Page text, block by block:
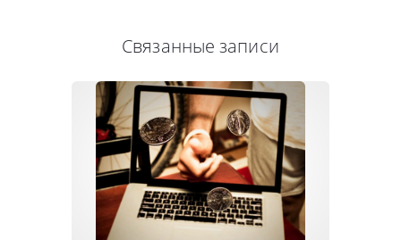
Связанные записи